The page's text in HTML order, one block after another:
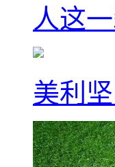
人这
美利